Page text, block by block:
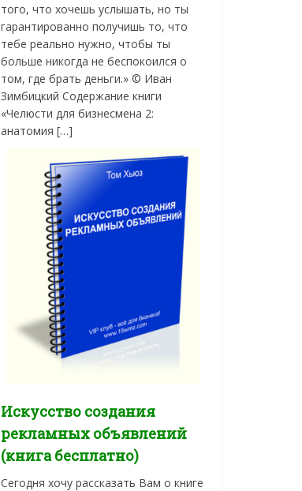
того, что хочешь услышать, но ты
гарантированно получишь то, что
тебе реально нужно, чтобы ты
больше никогда не беспокоился о
том, где брать деньги.» © Иван
Зимбицкий Содержание книги
«Челюсти для бизнесмена 2:
анатомия […]
Искусство создания
рекламных объявлений
(книга бесплатно)
Сегодня хочу рассказать Вам о книге